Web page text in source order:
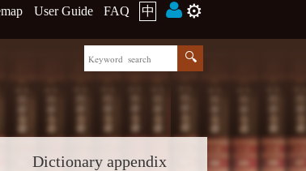
User Guide FAQ 中 ⚙️
Dictionary appendix